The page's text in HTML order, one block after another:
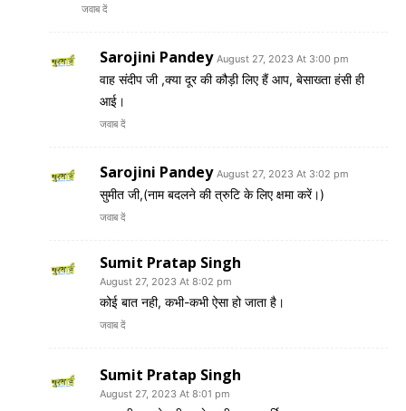
जवाब दें
Sarojini Pandey August 27, 2023 At 3:00 pm
वाह संदीप जी ,क्या दूर की कौड़ी लिए हैं आप, बेसाख्ता हंसी ही
आई।
जवाब दें
Sarojini Pandey August 27, 2023 At 3:02 pm
सुमीत जी,(नाम बदलने की त्रुटि के लिए क्षमा करें।)
जवाब दें
Sumit Pratap Singh
August 27, 2023 At 8:02 pm
कोई बात नही, कभी-कभी ऐसा हो जाता है।
जवाब दें
Sumit Pratap Singh
August 27, 2023 At 8:01 pm